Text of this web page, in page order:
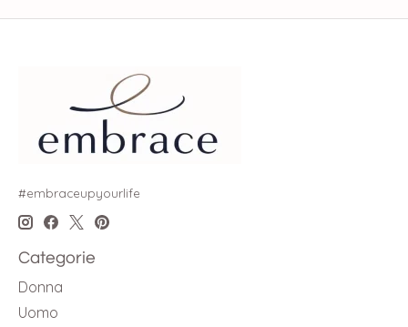
#embraceupyourlife
Categorie
Donna
Uomo